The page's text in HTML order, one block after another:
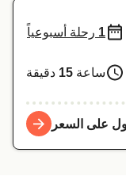
1 رحلة أسبوعياً
ساعة 15 دقيقة
على السعر